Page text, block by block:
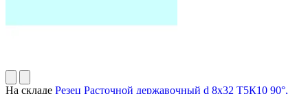
На складе Резец Расточной державочный d 8х32 Т5К10 90°,